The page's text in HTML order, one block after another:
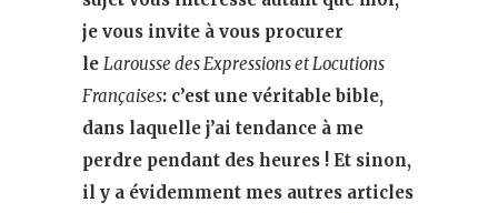
je vous invite à vous procurer
le Larousse des Expressions et Locutions
Françaises: c’est une véritable bible,
dans laquelle j’ai tendance à me
perdre pendant des heures ! Et sinon,
il y a évidemment mes autres articles